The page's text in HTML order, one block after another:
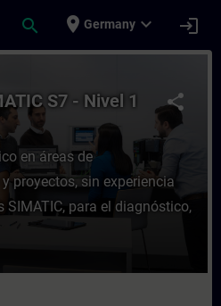
search place Germany expand_more login
SIMATIC S7 -
share
S7 - Nivel 1
en áreas de
proyectos, sin experiencia
SIMATIC, para el diagnóstico,